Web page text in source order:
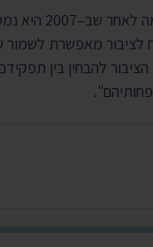
התנועה לחופש
לציבור מאפשרת
להבחין בין